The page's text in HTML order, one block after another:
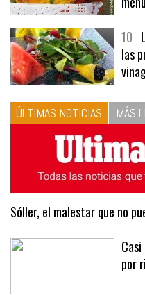
tres
menús
10
las
ÚLTIMAS NOTICIAS MÁS
Sóller, el malestar que no